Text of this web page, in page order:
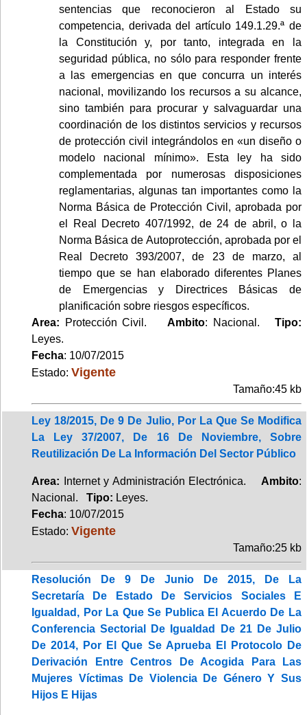
sentencias que reconocieron al Estado su
competencia, derivada del artículo 149.1.29.ª de
la Constitución y, por tanto, integrada en la
seguridad pública, no sólo para responder frente
a las emergencias en que concurra un interés
nacional, movilizando los recursos a su alcance,
sino también para procurar y salvaguardar una
coordinación de los distintos servicios y recursos
de protección civil integrándolos en «un diseño o
modelo nacional mínimo». Esta ley ha sido
complementada por numerosas disposiciones
reglamentarias, algunas tan importantes como la
Norma Básica de Protección Civil, aprobada por
el Real Decreto 407/1992, de 24 de abril, o la
Norma Básica de Autoprotección, aprobada por el
Real Decreto 393/2007, de 23 de marzo, al
tiempo que se han elaborado diferentes Planes
de Emergencias y Directrices Básicas de
planificación sobre riesgos específicos.
Area: Protección Civil. Ambito: Nacional. Tipo:
Leyes.
Fecha: 10/07/2015
Estado: Vigente
Tamaño:45 kb
Ley 18/2015, De 9 De Julio, Por La Que Se Modifica
La Ley 37/2007, De 16 De Noviembre, Sobre
Reutilización De La Información Del Sector Público
Area: Internet y Administración Electrónica. Ambito:
Nacional. Tipo: Leyes.
Fecha: 10/07/2015
Estado: Vigente
Tamaño:25 kb
Resolución De 9 De Junio De 2015, De La
Secretaría De Estado De Servicios Sociales E
Igualdad, Por La Que Se Publica El Acuerdo De La
Conferencia Sectorial De Igualdad De 21 De Julio
De 2014, Por El Que Se Aprueba El Protocolo De
Derivación Entre Centros De Acogida Para Las
Mujeres Víctimas De Violencia De Género Y Sus
Hijos E Hijas